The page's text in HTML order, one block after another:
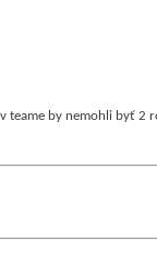
teame by nemohli byť 2